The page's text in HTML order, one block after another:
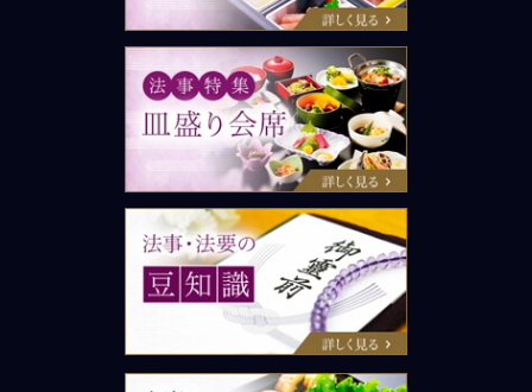
法事特集：皿盛り会席